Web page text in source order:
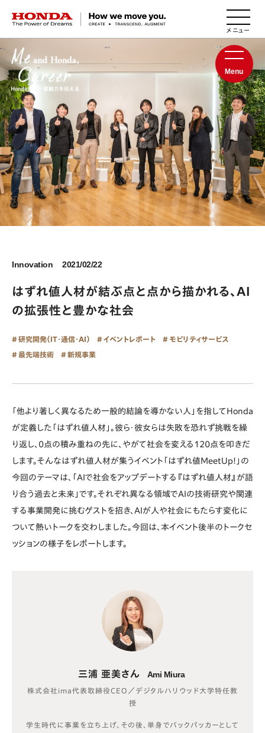
HONDA The Power of Dreams
Menu
Innovation 2021/02/22
はずれ値人材が結ぶ点と点から描かれる、AI
の拡張性と豊かな社会
研究開発（IT・通信・AI） イベントレポート モビリティサービス
最先端技術 新規事業
「他より著しく異なるため一般的結論を導かない人」を指してHonda
が定義した「はずれ値人材」。彼ら・彼女らは失敗を恐れず挑戦を繰
り返し、0点の積み重ねの先に、やがて社会を変える120点を叩きだ
します。そんなはずれ値人材が集うイベント「はずれ値MeetUp!」の
今回のテーマは、「AIで社会をアップデートする『はずれ値人材』が語
り合う過去と未来」です。それぞれ異なる領域でAIの技術研究や関連
する事業開発に挑むゲストを招き、AIが人や社会にもたらす変化に
ついて熱いトークを交わしました。今回は、本イベント後半のトークセ
ッションの様子をレポートします。
三浦 亜美さん Ami Miura
株式会社ima代表取締役CEO／デジタルハリウッド大学特任教
授
学生時代に事業を立ち上げ、その後、単身でバックパッカーとして